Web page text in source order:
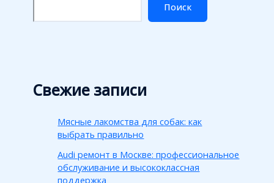
Поиск
Свежие записи
Мясные лакомства для собак: как
выбрать правильно
Audi ремонт в Москве: профессиональное
обслуживание и высококлассная
поддержка